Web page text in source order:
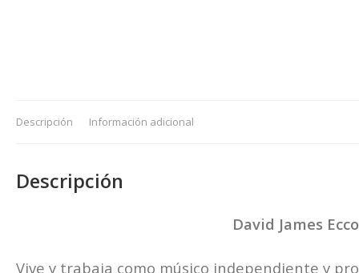
Descripción Información adicional
Descripción
David James
Vive y trabaja como músico independiente y